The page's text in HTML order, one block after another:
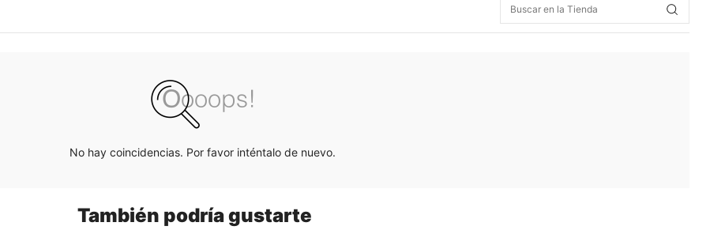
No hay coincidencias. Por favor inténtalo de nuevo.
También podría gustarte